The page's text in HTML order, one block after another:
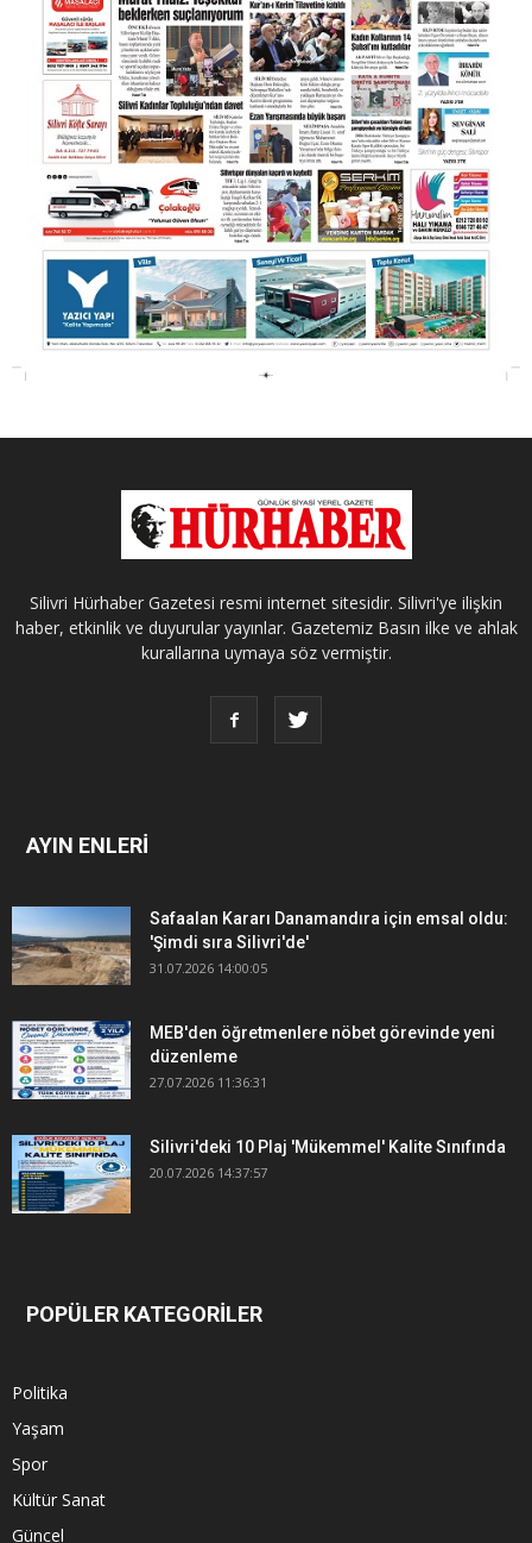
Silivri Hürhaber Gazetesi resmi internet sitesidir. Silivri'ye ilişkin
haber, etkinlik ve duyurular yayınlar. Gazetemiz Basın ilke ve ahlak
kurallarına uymaya söz vermiştir.
AYIN ENLERİ
Safaalan Kararı Danamandıra için emsal oldu:
'Şimdi sıra Silivri'de'
31.07.2026 14:00:05
MEB'den öğretmenlere nöbet görevinde yeni
düzenleme
27.07.2026 11:36:31
Silivri'deki 10 Plaj 'Mükemmel' Kalite Sınıfında
20.07.2026 14:37:57
POPÜLER KATEGORİLER
Politika
Yaşam
Spor
Kültür Sanat
Güncel